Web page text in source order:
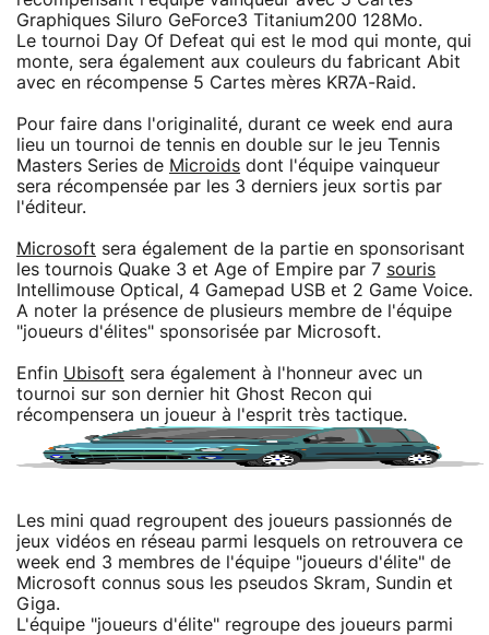
Graphiques Siluro GeForce3 Titanium200 128Mo.
Le tournoi Day Of Defeat qui est le mod qui monte, qui
monte, sera également aux couleurs du fabricant Abit
avec en récompense 5 Cartes mères KR7A-Raid.
Pour faire dans l'originalité, durant ce week end aura
lieu un tournoi de tennis en double sur le jeu Tennis
Masters Series de Microids dont l'équipe vainqueur
sera récompensée par les 3 derniers jeux sortis par
l'éditeur.
Microsoft sera également de la partie en sponsorisant
les tournois Quake 3 et Age of Empire par 7 souris
Intellimouse Optical, 4 Gamepad USB et 2 Game Voice.
A noter la présence de plusieurs membre de l'équipe
"joueurs d'élites" sponsorisée par Microsoft.
Enfin Ubisoft sera également à l'honneur avec un
tournoi sur son dernier hit Ghost Recon qui
récompensera un joueur à l'esprit très tactique.
Les mini quad regroupent des joueurs passionnés de
jeux vidéos en réseau parmi lesquels on retrouvera ce
week end 3 membres de l'équipe "joueurs d'élite" de
Microsoft connus sous les pseudos Skram, Sundin et
Giga.
L'équipe "joueurs d'élite" regroupe des joueurs parmi